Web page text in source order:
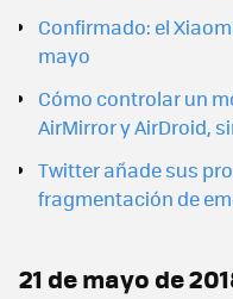
Confirmado: el
mayo
Cómo controlar un
AirMirror y AirDroid,
Twitter añade sus
fragmentación de
21 de mayo de